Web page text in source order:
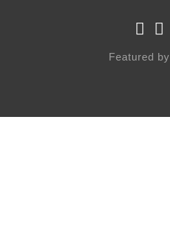
Featured by